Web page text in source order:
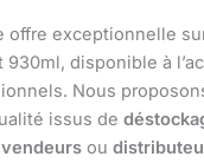
offre exceptionnelle
930ml, disponible à
Nous
issus de
ou